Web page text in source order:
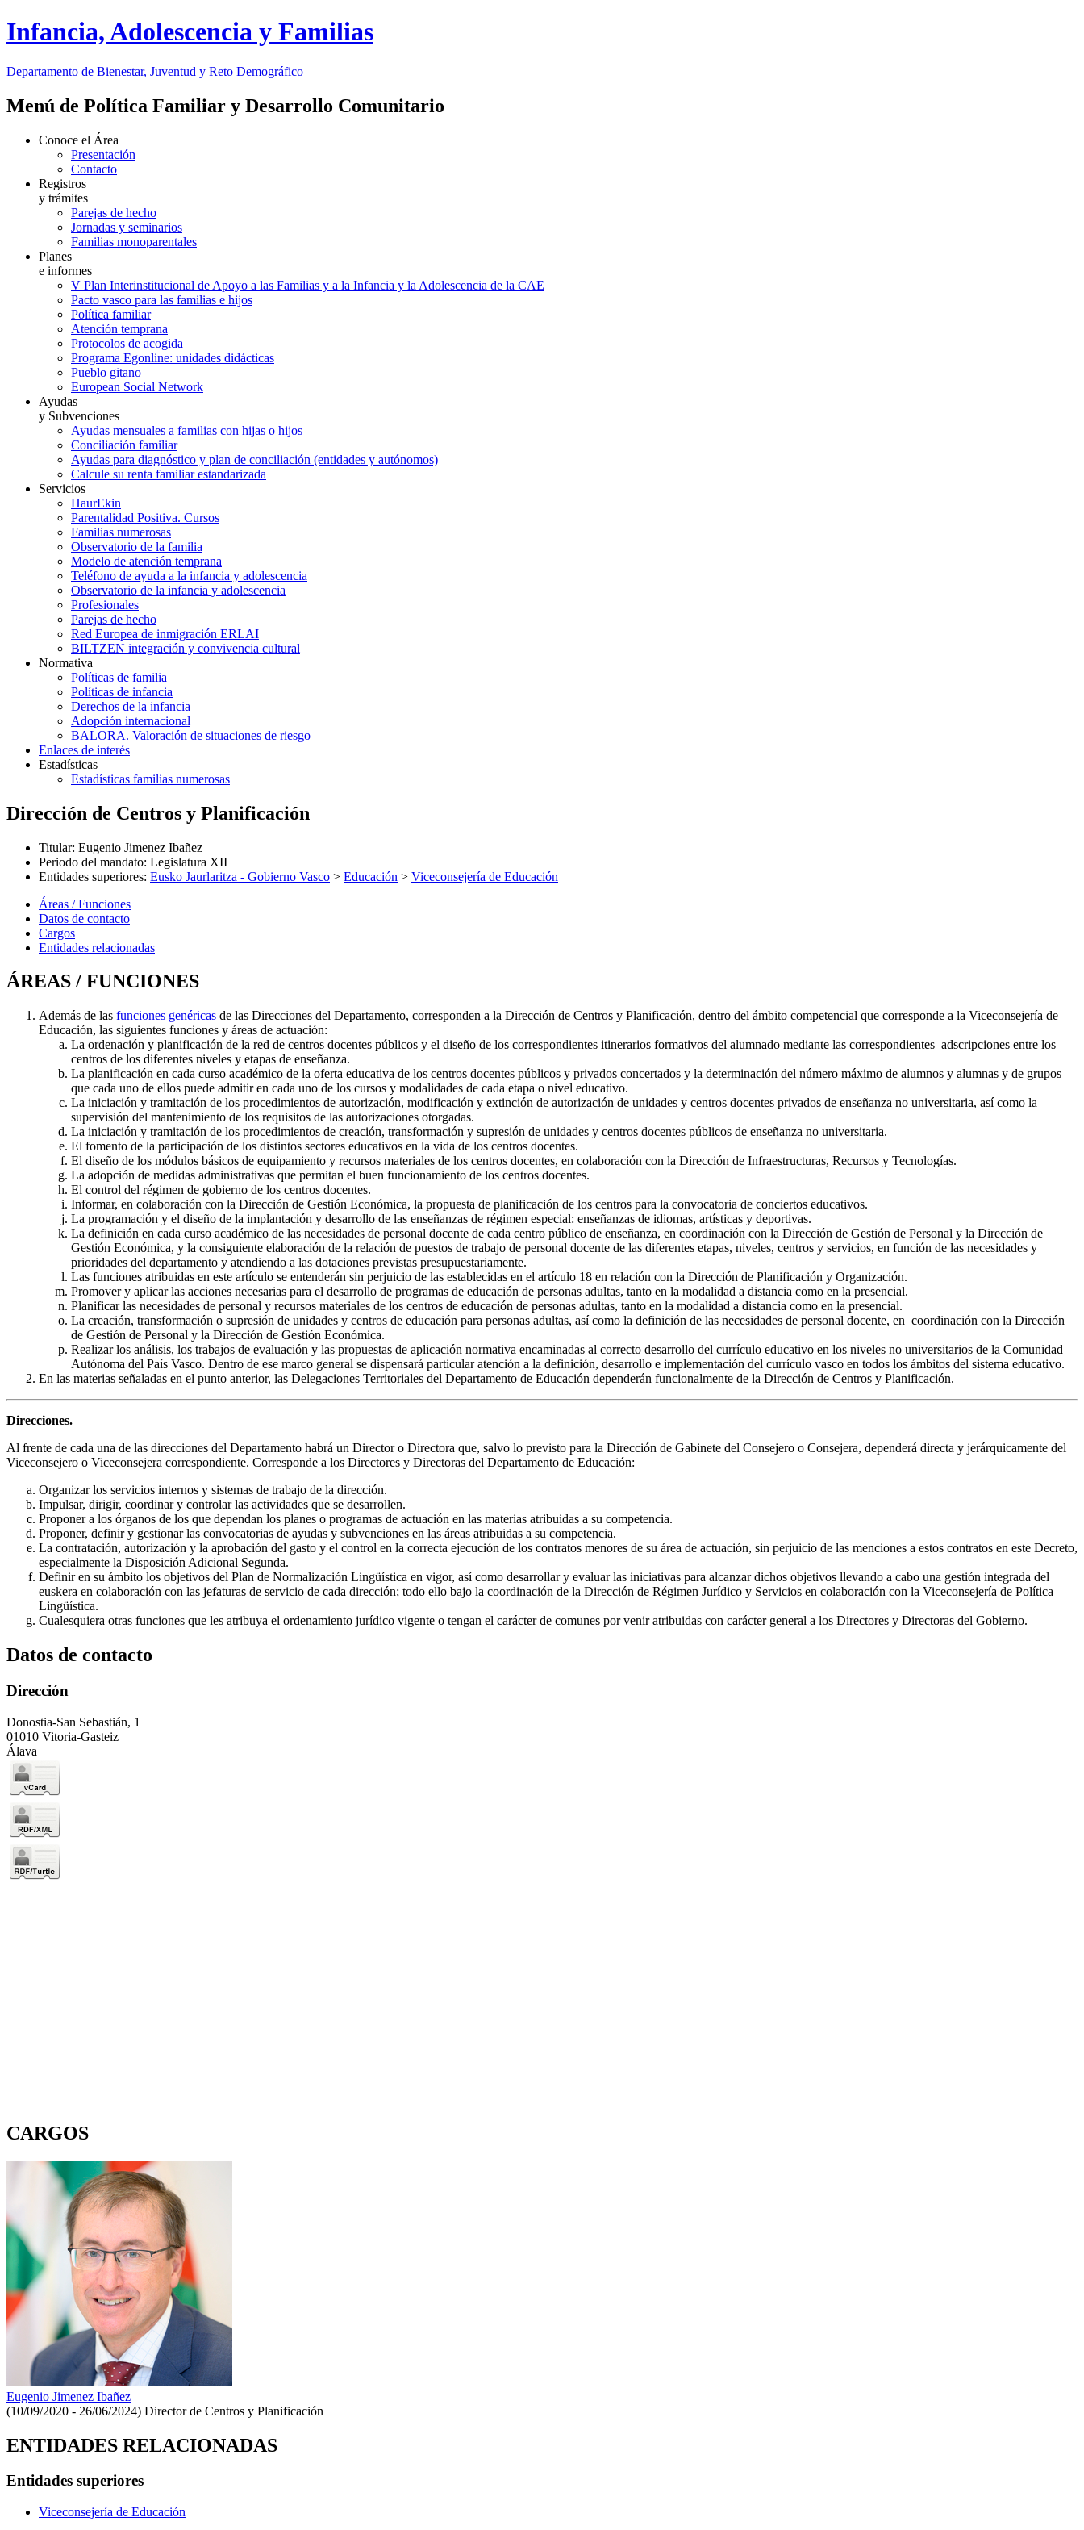
Infancia, Adolescencia y Familias
Departamento de Bienestar, Juventud y Reto Demográfico
Menú de Política Familiar y Desarrollo Comunitario
Conoce el Área
Presentación
Contacto
Registros
y trámites
Parejas de hecho
Jornadas y seminarios
Familias monoparentales
Planes
e informes
V Plan Interinstitucional de Apoyo a las Familias y a la Infancia y la Adolescencia de la CAE
Pacto vasco para las familias e hijos
Política familiar
Atención temprana
Protocolos de acogida
Programa Egonline: unidades didácticas
Pueblo gitano
European Social Network
Ayudas
y Subvenciones
Ayudas mensuales a familias con hijas o hijos
Conciliación familiar
Ayudas para diagnóstico y plan de conciliación (entidades y autónomos)
Calcule su renta familiar estandarizada
Servicios
HaurEkin
Parentalidad Positiva. Cursos
Familias numerosas
Observatorio de la familia
Modelo de atención temprana
Teléfono de ayuda a la infancia y adolescencia
Observatorio de la infancia y adolescencia
Profesionales
Parejas de hecho
Red Europea de inmigración ERLAI
BILTZEN integración y convivencia cultural
Normativa
Políticas de familia
Políticas de infancia
Derechos de la infancia
Adopción internacional
BALORA. Valoración de situaciones de riesgo
Enlaces de interés
Estadísticas
Estadísticas familias numerosas
Dirección de Centros y Planificación
Titular: Eugenio Jimenez Ibañez
Periodo del mandato: Legislatura XII
Entidades superiores: Eusko Jaurlaritza - Gobierno Vasco > Educación > Viceconsejería de Educación
Áreas / Funciones
Datos de contacto
Cargos
Entidades relacionadas
ÁREAS / FUNCIONES
Además de las funciones genéricas de las Direcciones del Departamento, corresponden a la Dirección de Centros y Planificación, dentro del ámbito competencial que corresponde a la Viceconsejería de
Educación, las siguientes funciones y áreas de actuación:
La ordenación y planificación de la red de centros docentes públicos y el diseño de los correspondientes itinerarios formativos del alumnado mediante las correspondientes adscripciones entre los
centros de los diferentes niveles y etapas de enseñanza.
La planificación en cada curso académico de la oferta educativa de los centros docentes públicos y privados concertados y la determinación del número máximo de alumnos y alumnas y de grupos
que cada uno de ellos puede admitir en cada uno de los cursos y modalidades de cada etapa o nivel educativo.
La iniciación y tramitación de los procedimientos de autorización, modificación y extinción de autorización de unidades y centros docentes privados de enseñanza no universitaria, así como la
supervisión del mantenimiento de los requisitos de las autorizaciones otorgadas.
La iniciación y tramitación de los procedimientos de creación, transformación y supresión de unidades y centros docentes públicos de enseñanza no universitaria.
El fomento de la participación de los distintos sectores educativos en la vida de los centros docentes.
El diseño de los módulos básicos de equipamiento y recursos materiales de los centros docentes, en colaboración con la Dirección de Infraestructuras, Recursos y Tecnologías.
La adopción de medidas administrativas que permitan el buen funcionamiento de los centros docentes.
El control del régimen de gobierno de los centros docentes.
Informar, en colaboración con la Dirección de Gestión Económica, la propuesta de planificación de los centros para la convocatoria de conciertos educativos.
La programación y el diseño de la implantación y desarrollo de las enseñanzas de régimen especial: enseñanzas de idiomas, artísticas y deportivas.
La definición en cada curso académico de las necesidades de personal docente de cada centro público de enseñanza, en coordinación con la Dirección de Gestión de Personal y la Dirección de
Gestión Económica, y la consiguiente elaboración de la relación de puestos de trabajo de personal docente de las diferentes etapas, niveles, centros y servicios, en función de las necesidades y
prioridades del departamento y atendiendo a las dotaciones previstas presupuestariamente.
Las funciones atribuidas en este artículo se entenderán sin perjuicio de las establecidas en el artículo 18 en relación con la Dirección de Planificación y Organización.
Promover y aplicar las acciones necesarias para el desarrollo de programas de educación de personas adultas, tanto en la modalidad a distancia como en la presencial.
Planificar las necesidades de personal y recursos materiales de los centros de educación de personas adultas, tanto en la modalidad a distancia como en la presencial.
La creación, transformación o supresión de unidades y centros de educación para personas adultas, así como la definición de las necesidades de personal docente, en coordinación con la Dirección
de Gestión de Personal y la Dirección de Gestión Económica.
Realizar los análisis, los trabajos de evaluación y las propuestas de aplicación normativa encaminadas al correcto desarrollo del currículo educativo en los niveles no universitarios de la Comunidad
Autónoma del País Vasco. Dentro de ese marco general se dispensará particular atención a la definición, desarrollo e implementación del currículo vasco en todos los ámbitos del sistema educativo.
En las materias señaladas en el punto anterior, las Delegaciones Territoriales del Departamento de Educación dependerán funcionalmente de la Dirección de Centros y Planificación.
Direcciones.
Al frente de cada una de las direcciones del Departamento habrá un Director o Directora que, salvo lo previsto para la Dirección de Gabinete del Consejero o Consejera, dependerá directa y jerárquicamente del
Viceconsejero o Viceconsejera correspondiente. Corresponde a los Directores y Directoras del Departamento de Educación:
Organizar los servicios internos y sistemas de trabajo de la dirección.
Impulsar, dirigir, coordinar y controlar las actividades que se desarrollen.
Proponer a los órganos de los que dependan los planes o programas de actuación en las materias atribuidas a su competencia.
Proponer, definir y gestionar las convocatorias de ayudas y subvenciones en las áreas atribuidas a su competencia.
La contratación, autorización y la aprobación del gasto y el control en la correcta ejecución de los contratos menores de su área de actuación, sin perjuicio de las menciones a estos contratos en este Decreto,
especialmente la Disposición Adicional Segunda.
Definir en su ámbito los objetivos del Plan de Normalización Lingüística en vigor, así como desarrollar y evaluar las iniciativas para alcanzar dichos objetivos llevando a cabo una gestión integrada del
euskera en colaboración con las jefaturas de servicio de cada dirección; todo ello bajo la coordinación de la Dirección de Régimen Jurídico y Servicios en colaboración con la Viceconsejería de Política
Lingüística.
Cualesquiera otras funciones que les atribuya el ordenamiento jurídico vigente o tengan el carácter de comunes por venir atribuidas con carácter general a los Directores y Directoras del Gobierno.
Datos de contacto
Dirección
Donostia-San Sebastián, 1
01010 Vitoria-Gasteiz
Álava
CARGOS
Eugenio Jimenez Ibañez
(10/09/2020 - 26/06/2024) Director de Centros y Planificación
ENTIDADES RELACIONADAS
Entidades superiores
Viceconsejería de Educación